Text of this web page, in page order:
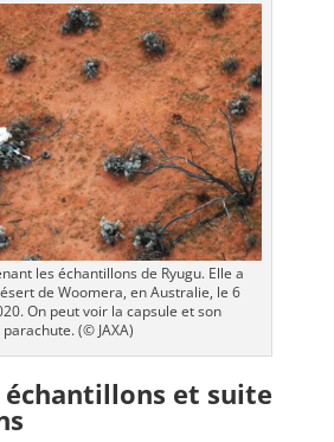
les échantillons de Ryugu. Elle a
de Woomera, en Australie, le 6
On peut voir la capsule et son
parachute. (© JAXA)
échantillons et suite